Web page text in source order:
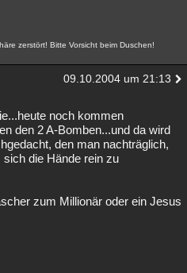
zerstört! Bitte Vorsicht beim Duschen!
09.10.2004 um 21:13
noch kommen
den 2 A-Bomben...und da wird
den man nachträglich,
die Hände rein zu
zum Millionär oder ein Jesus